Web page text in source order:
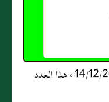
* : عدد المشاهدات و التنزيل منذ 14/12/2013 ، هذا العدد